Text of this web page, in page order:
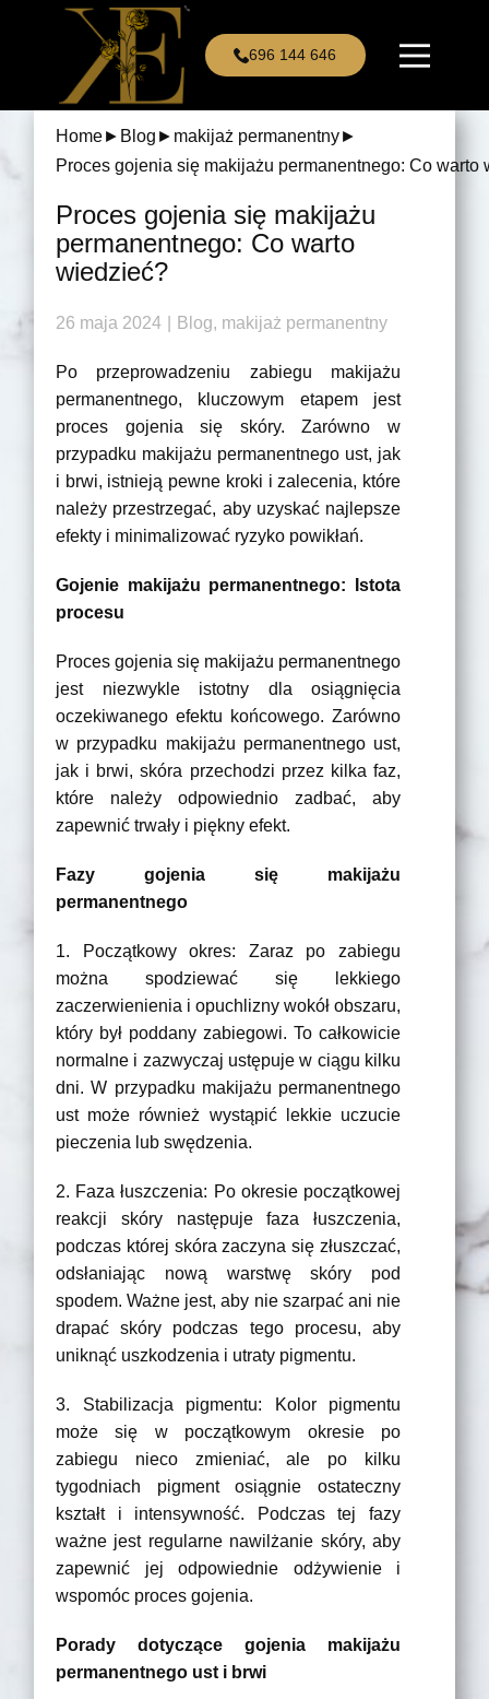
696 144 646
Home► Blog ► makijaż permanentny►
Proces gojenia się makijażu permanentnego: Co warto
Proces gojenia się makijażu
permanentnego: Co warto
wiedzieć?
26 maja 2024 Blog, makijaż permanentny
Po przeprowadzeniu zabiegu makijażu
permanentnego, kluczowym etapem jest
proces gojenia się skóry. Zarówno w
przypadku makijażu permanentnego ust, jak
i brwi, istnieją pewne kroki i zalecenia, które
należy przestrzegać, aby uzyskać najlepsze
efekty i minimalizować ryzyko powikłań.
Gojenie makijażu permanentnego: Istota
procesu
Proces gojenia się makijażu permanentnego
jest niezwykle istotny dla osiągnięcia
oczekiwanego efektu końcowego. Zarówno
w przypadku makijażu permanentnego ust,
jak i brwi, skóra przechodzi przez kilka faz,
które należy odpowiednio zadbać, aby
zapewnić trwały i piękny efekt.
Fazy gojenia się makijażu
permanentnego
1. Początkowy okres: Zaraz po zabiegu
można spodziewać się lekkiego
zaczerwienienia i opuchlizny wokół obszaru,
który był poddany zabiegowi. To całkowicie
normalne i zazwyczaj ustępuje w ciągu kilku
dni. W przypadku makijażu permanentnego
ust może również wystąpić lekkie uczucie
pieczenia lub swędzenia.
2. Faza łuszczenia: Po okresie początkowej
reakcji skóry następuje faza łuszczenia,
podczas której skóra zaczyna się złuszczać,
odsłaniając nową warstwę skóry pod
spodem. Ważne jest, aby nie szarpać ani nie
drapać skóry podczas tego procesu, aby
uniknąć uszkodzenia i utraty pigmentu.
3. Stabilizacja pigmentu: Kolor pigmentu
może się w początkowym okresie po
zabiegu nieco zmieniać, ale po kilku
tygodniach pigment osiągnie ostateczny
kształt i intensywność. Podczas tej fazy
ważne jest regularne nawilżanie skóry, aby
zapewnić jej odpowiednie odżywienie i
wspomóc proces gojenia.
Porady dotyczące gojenia makijażu
permanentnego ust i brwi